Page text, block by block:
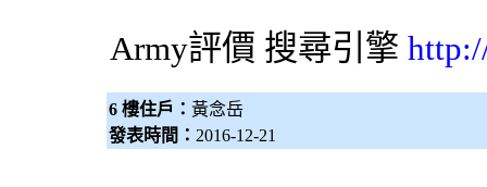
Army評價 搜尋引擎
6 樓住戶： 黃念岳
發表時間： 2016-12-21